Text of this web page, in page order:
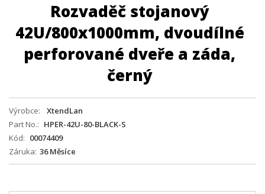
Rozvaděč stojanový
42U/800x1000mm, dvoudílné
perforované dveře a záda,
černý
Výrobce
XtendLan
Part No.
HPER-42U-80-BLACK-S
Kód
00074409
Záruka 36 Měsíce